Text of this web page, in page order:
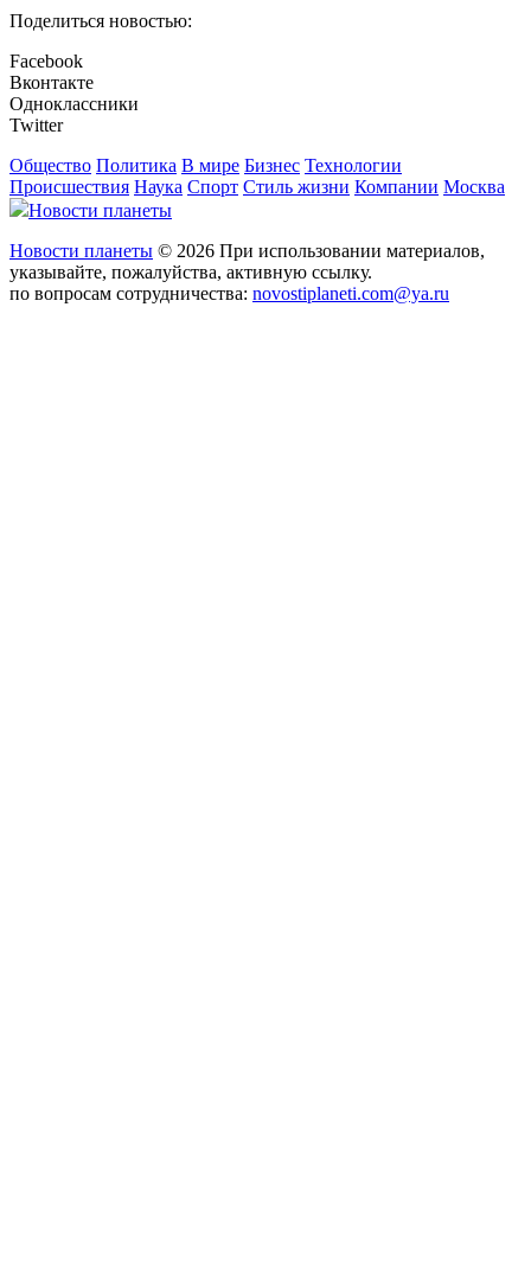
Поделиться новостью:
Facebook
Вконтакте
Одноклассники
Twitter
Общество Политика В мире Бизнес Технологии
Происшествия Наука Спорт Стиль жизни Компании Москва
Новости планеты
Новости планеты © 2026 При использовании материалов,
указывайте, пожалуйства, активную ссылку.
по вопросам сотрудничества: novostiplaneti.com@ya.ru